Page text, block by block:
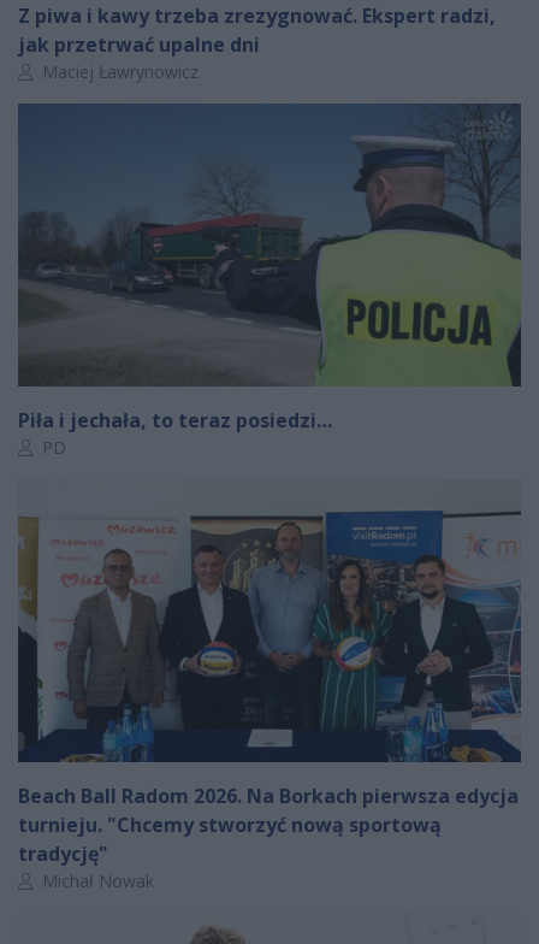
Z piwa i kawy trzeba zrezygnować. Ekspert radzi,
jak przetrwać upalne dni
Autor artykułu:
Maciej Ławrynowicz
Piła i jechała, to teraz posiedzi…
Autor artykułu:
PD
Beach Ball Radom 2026. Na Borkach pierwsza edycja
turnieju. "Chcemy stworzyć nową sportową
tradycję"
Autor artykułu:
Michał Nowak